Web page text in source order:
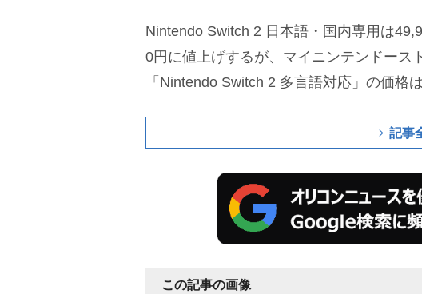
Nintendo Switch 2 日本語・国内専用は
0円に値上げするが、マイニンテンドース
「Nintendo Switch 2 多言語対応」の価格
記事
この記事の画像